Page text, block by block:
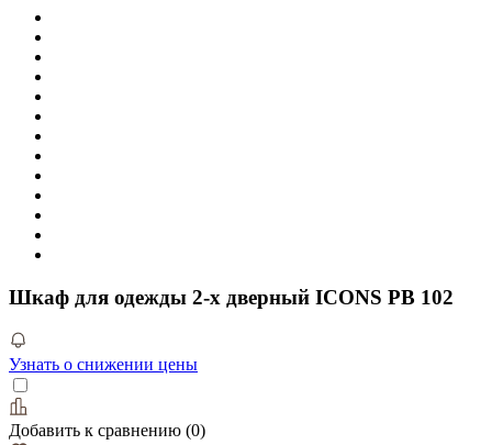
Шкаф для одежды 2-х дверный ICONS РВ 102
Узнать о снижении цены
Добавить к сравнению (0)